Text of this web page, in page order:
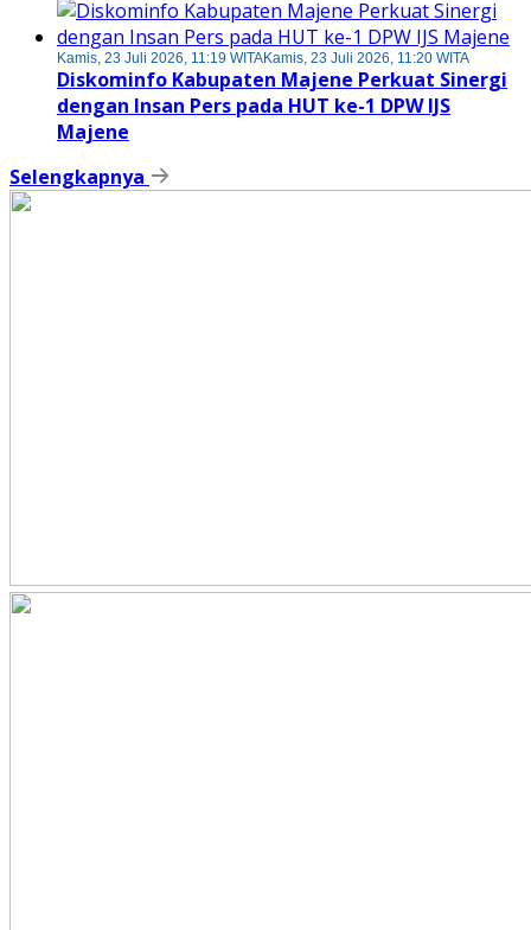
Kamis, 23 Juli 2026, 11:19 WITAKamis, 23 Juli 2026, 11:20 WITA
Diskominfo Kabupaten Majene Perkuat Sinergi
dengan Insan Pers pada HUT ke-1 DPW IJS
Majene
Selengkapnya